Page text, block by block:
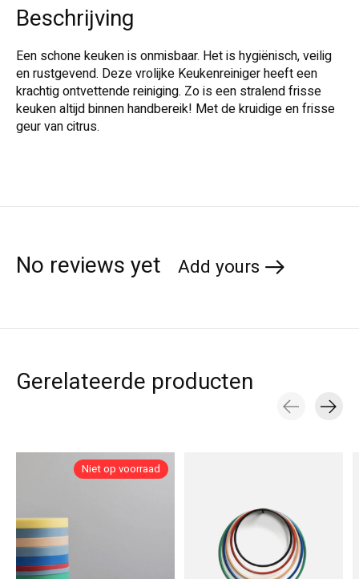
Beschrijving
Een schone keuken is onmisbaar. Het is hygiënisch, veilig
en rustgevend. Deze vrolijke Keukenreiniger heeft een
krachtig ontvettende reiniging. Zo is een stralend frisse
keuken altijd binnen handbereik! Met de kruidige en frisse
geur van citrus.
No reviews yet Add yours
Gerelateerde producten
Niet op voorraad